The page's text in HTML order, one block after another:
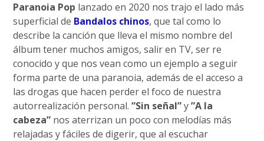
Paranoia Pop lanzado en 2020 nos trajo el lado más
superficial de Bandalos chinos, que tal como lo
describe la canción que lleva el mismo nombre del
álbum tener muchos amigos, salir en TV, ser re
conocido y que nos vean como un ejemplo a seguir
forma parte de una paranoia, además de el acceso a
las drogas que hacen perder el foco de nuestra
autorrealización personal.”Sin señal”y”A la
cabeza” nos aterrizan un poco con melodías más
relajadas y fáciles de digerir, que al escuchar